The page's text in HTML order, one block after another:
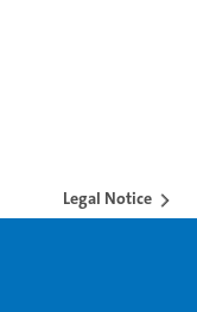
Legal Notice